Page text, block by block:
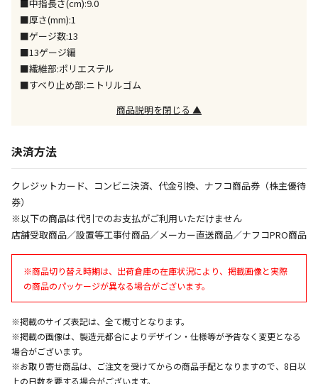
が、ご購入手続きを分けてお買い求めください
※支払い方法の代金引換は選択できません。
※電話注文はできません。
宅配のみでお届けする商品です（店舗受取は選択でき
ません）
※「宅配・店舗受取」「宅配のみ」マークの商品のみ
同時購入が可能です
また、日曜・祝日や年末年始などの長期休業期間中
お見積商品です。金額・施工日はお打ち合わせの上、
決定となります。
お見積商品です。金額・施工日はお打ち合わせの上、
決定となります。
■中指長さ(cm):9.0
■厚さ(mm):1
■ゲージ数:13
■13ゲージ編
■繊維部:ポリエステル
■すべり止め部:ニトリルゴム
商品説明を閉じる ▲
決済方法
クレジットカード、コンビニ決済、代金引換、ナフコ商品券（株主優待
券）
※以下の商品は代引でのお支払がご利用いただけません
店舗受取商品／設置等工事付商品／メーカー直送商品／ナフコPRO商品
※商品切り替え時期は、出荷倉庫の在庫状況により、掲載画像と実際
の商品のパッケージが異なる場合がございます。
※掲載のサイズ表記は、全て概寸となります。
※掲載の画像は、製造元都合によりデザイン・仕様等が予告なく変更となる
場合がございます。
※お取り寄せ商品は、ご注文を受けてからの商品手配となりますので、8日以
上の日数を要する場合がございます。